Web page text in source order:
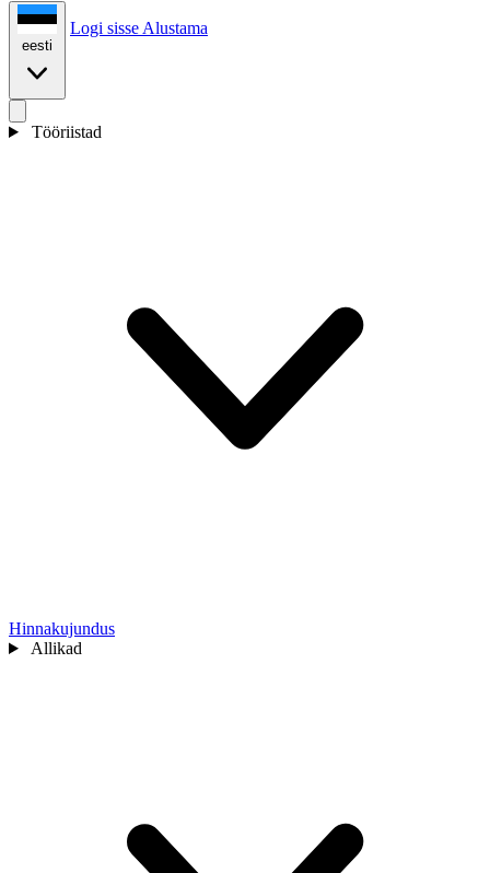
eesti
Logi sisse Alustama
Tööriistad
Hinnakujundus
Allikad